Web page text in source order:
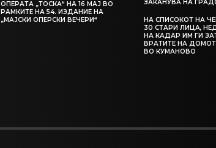
ОПЕРАТА „ТОСКА“ НА 16 МАЈ ВО
РАМКИТЕ НА 54. ИЗДАНИЕ НА
„МАЈСКИ ОПЕРСКИ ВЕЧЕРИ“
ЗАКАНУВА НА
НА СПИСОКОТ НА
30 СТАРИ ЛИЦА,
НА КАДАР ИМ ГИ
ВРАТИТЕ НА
ВО КУМАНОВО